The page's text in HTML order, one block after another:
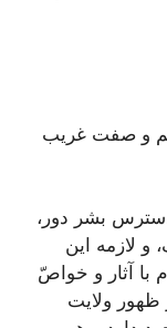
و صفت غریب
بشر دور،
لازمه این
آثار و خواصّ
ولایت